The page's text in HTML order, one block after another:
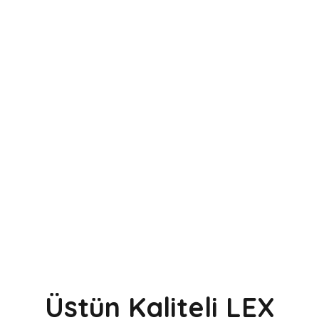
Üstün Kaliteli LEX